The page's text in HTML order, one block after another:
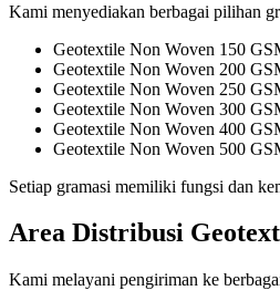
Kami menyediakan berbagai pilihan
Geotextile Non Woven 150
Geotextile Non Woven 200
Geotextile Non Woven 250
Geotextile Non Woven 300
Geotextile Non Woven 400
Geotextile Non Woven 500
Setiap gramasi memiliki fungsi dan
Area Distribusi
Kami melayani pengiriman ke